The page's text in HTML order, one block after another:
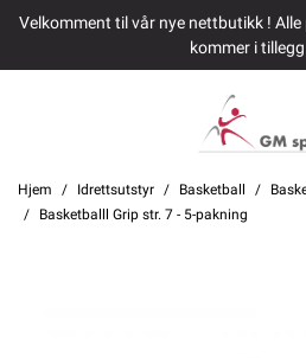
Velkomment til vår nye nettbutikk !
kommer i tillegg.
Hjem Idrettsutstyr Basketball
Basketballl Grip str. 7 - 5-pakning